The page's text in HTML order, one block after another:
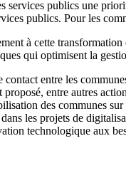
services publics une
publics. Pour les
à cette
qui optimisent la
entre les
entre autres
des communes
les projets de
technologique aux